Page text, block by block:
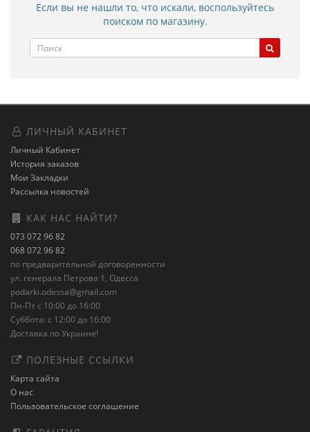
Если вы не нашли то, что искали, воспользуйтесь
поиском по магазину.
ЛИЧНЫЙ КАБИНЕТ
Личный Кабинет
История заказов
Мои Закладки
Рассылка новостей
КАК НАС НАЙТИ?
073 072 96 82
068 072 96 82
по предварительной договоренности
ул. генерала Петрова 1, Одесса
podarki.odessa@gmail.com
Пн-Пт с 10:00 до 16:00
Суббота: с 12:00 до 16:00
Доставка по Украине!
ПОЛЕЗНЫЕ ССЫЛКИ
Карта сайта
О нас
Пользовательское соглашение